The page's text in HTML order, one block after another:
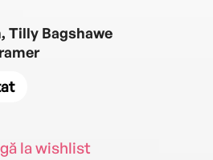
Tilly Bagshawe
la wishlist